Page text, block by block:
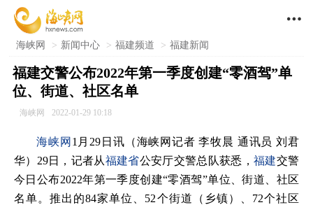

海峡网 > 新闻中心 > 福建频道 > 福建新闻
福建交警公布2022年第一季度创建“零酒驾”单
位、街道、社区名单
海峡网 2022-01-29 10:18
海峡网 1月29日讯（海峡网记者 李牧晨 通讯员 刘君
华）29日，记者从福建省公安厅交警总队获悉，福建交警
今日公布2022年第一季度创建“零酒驾”单位、街道、社区
名单。推出的84家单位、52个街道（乡镇）、72个社区